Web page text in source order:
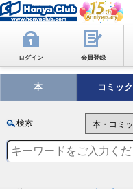
ログイン 会員登録
本 コミック
検索